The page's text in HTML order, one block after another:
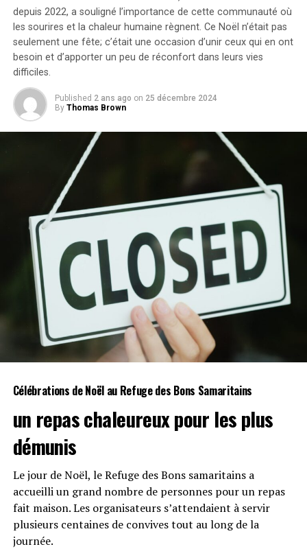
excellente alternative, selon le Mirror. Actuellement
disponible chez Superdrug, cette crème bénéficie d’une
réduction importante, passant de 79 £ à 14,99 £ pour un
pot de 50 ml.
RELATED TOPICS:
CRÈME AU VENIN D'ABEILLE
KATE MIDDLETON
Financement pour les Nouveaux Cardiologues : Prévenir
les AVC après des Chutes et la Révolution de la Valve
TAVR Auto-Nettoyante !
DON'T MISS
Fromage au lait cru : un lien avec l’épidémie de Yersinia
en France !
depuis 2022, a souligné l’importance de cette communauté où
les sourires et la chaleur humaine règnent. Ce Noël n’était pas
seulement une fête; c’était une occasion d’unir ceux qui en ont
besoin et d’apporter un peu de réconfort dans leurs vies
difficiles.
Published 2 ans ago on 25 décembre 2024
By Thomas Brown
Célébrations ⁤deNoëlau Refuge des Bons Samaritains
un repas chaleureux pour les plus​
démunis
Le jour de Noël, le Refuge ⁣des Bons samaritains a
accueilli un grand nombre de personnes pour ‍un repas​
fait maison.⁤ Les⁤ organisateurs s’attendaient à servir⁣
plusieurs centaines de⁤ convives tout‍ au long⁢ de la
⁣journée.